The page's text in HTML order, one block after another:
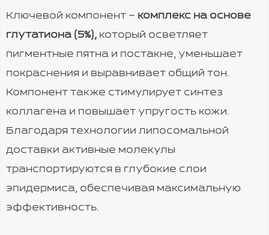
Ключевой компонент – комплекс на основе
глутатиона (5%), который осветляет
пигментные пятна и постакне, уменьшает
покраснения и выравнивает общий тон.
Компонент также стимулирует синтез
коллагена и повышает упругость кожи.
Благодаря технологии липосомальной
доставки активные молекулы
транспортируются в глубокие слои
эпидермиса, обеспечивая максимальную
эффективность.